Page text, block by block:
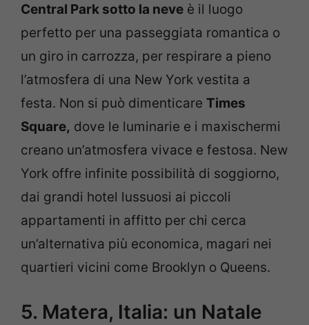
Central Park sotto la neve è il luogo
perfetto per una passeggiata romantica o
un giro in carrozza, per respirare a pieno
l’atmosfera di una New York vestita a
festa. Non si può dimenticare Times
Square, dove le luminarie e i maxischermi
creano un’atmosfera vivace e festosa. New
York offre infinite possibilità di soggiorno,
dai grandi hotel lussuosi ai piccoli
appartamenti in affitto per chi cerca
un’alternativa più economica, magari nei
quartieri vicini come Brooklyn o Queens.
5. Matera, Italia: un Natale